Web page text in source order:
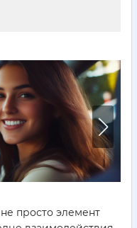
просто элемент